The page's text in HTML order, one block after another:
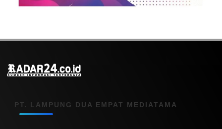
PT. LAMPUNG DUA EMPAT MEDIATAMA